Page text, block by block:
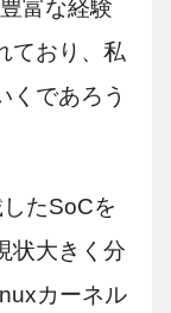
富な経験
ており、私
くであろう
たSoCを
状大きく分
カーネル